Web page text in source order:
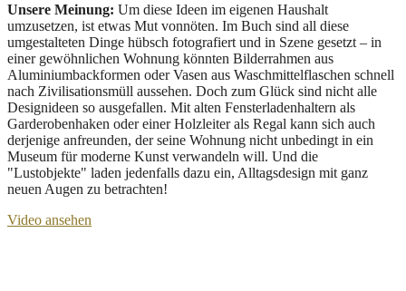
Unsere Meinung: Um diese Ideen im eigenen Haushalt
umzusetzen, ist etwas Mut vonnöten. Im Buch sind all diese
umgestalteten Dinge hübsch fotografiert und in Szene gesetzt – in
einer gewöhnlichen Wohnung könnten Bilderrahmen aus
Aluminiumbackformen oder Vasen aus Waschmittelflaschen schnell
nach Zivilisationsmüll aussehen. Doch zum Glück sind nicht alle
Designideen so ausgefallen. Mit alten Fensterladenhaltern als
Garderobenhaken oder einer Holzleiter als Regal kann sich auch
derjenige anfreunden, der seine Wohnung nicht unbedingt in ein
Museum für moderne Kunst verwandeln will. Und die
"Lustobjekte" laden jedenfalls dazu ein, Alltagsdesign mit ganz
neuen Augen zu betrachten!
Video ansehen